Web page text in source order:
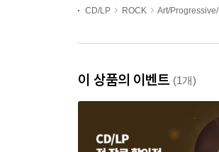
CD/LP ROCK Art/
이 상품의 이벤트 (1개)